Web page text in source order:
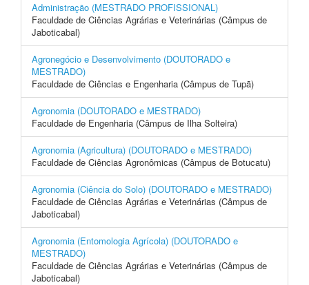
Administração (MESTRADO PROFISSIONAL)
Faculdade de Ciências Agrárias e Veterinárias (Câmpus de
Jaboticabal)
Agronegócio e Desenvolvimento (DOUTORADO e
MESTRADO)
Faculdade de Ciências e Engenharia (Câmpus de Tupã)
Agronomia (DOUTORADO e MESTRADO)
Faculdade de Engenharia (Câmpus de Ilha Solteira)
Agronomia (Agricultura) (DOUTORADO e MESTRADO)
Faculdade de Ciências Agronômicas (Câmpus de Botucatu)
Agronomia (Ciência do Solo) (DOUTORADO e MESTRADO)
Faculdade de Ciências Agrárias e Veterinárias (Câmpus de
Jaboticabal)
Agronomia (Entomologia Agrícola) (DOUTORADO e
MESTRADO)
Faculdade de Ciências Agrárias e Veterinárias (Câmpus de
Jaboticabal)